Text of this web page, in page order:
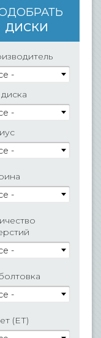
ДИСКИ
-
-
-
-
-
-
(ЕТ)